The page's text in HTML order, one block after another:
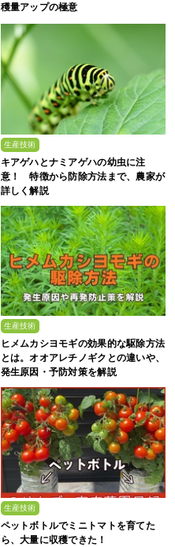
穫量アップの極意
生産技術
キアゲハとナミアゲハの幼虫に注
意！ 特徴から防除方法まで、農家が
詳しく解説
生産技術
ヒメムカシヨモギの効果的な駆除方法
とは。オオアレチノギクとの違いや、
発生原因・予防対策を解説
生産技術
ペットボトルでミニトマトを育てた
ら、大量に収穫できた！